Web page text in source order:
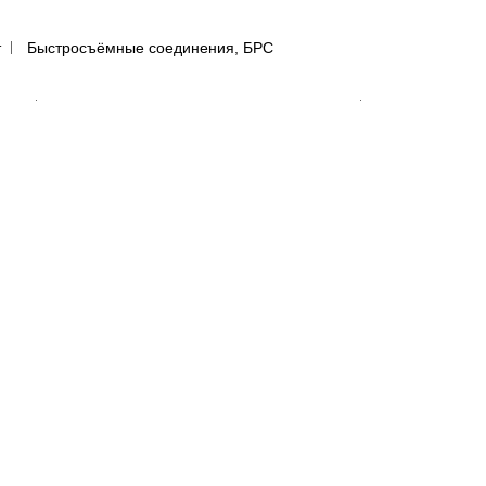
Быстросъёмные соединения, БРС